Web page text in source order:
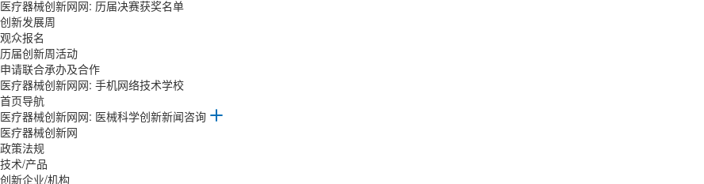
医疗器械创新网网: 历届决赛获奖名单
创新发展周
观众报名
历届创新周活动
申请联合承办及合作
医疗器械创新网网: 手机网络技术学校
首页导航
医疗器械创新网网: 医械科学创新新闻咨询
医疗器械创新网
政策法规
技术/产品
创新企业/机构